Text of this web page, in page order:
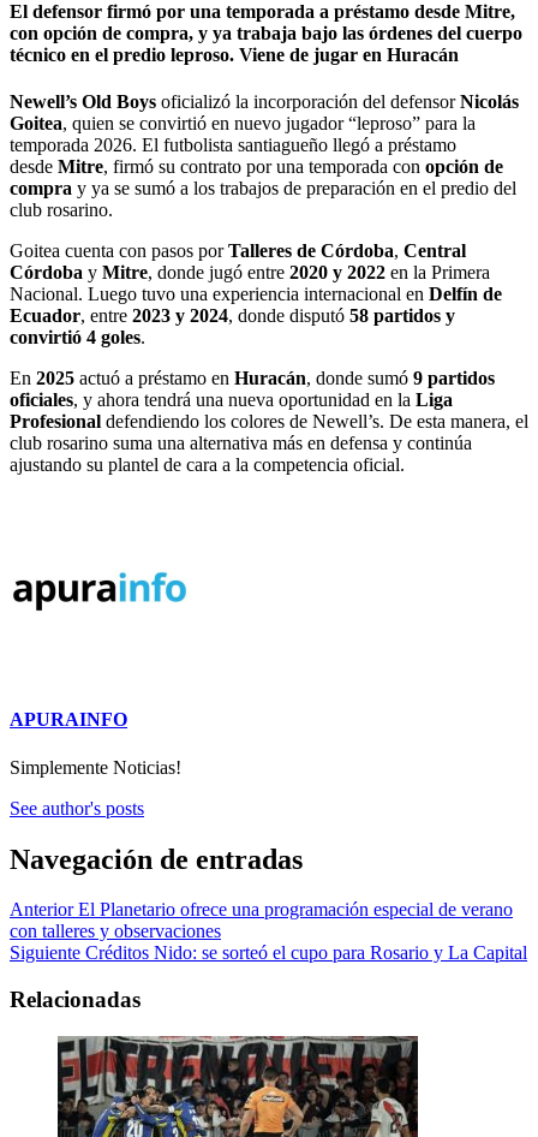
El defensor firmó por una temporada a préstamo desde Mitre,
con opción de compra, y ya trabaja bajo las órdenes del cuerpo
técnico en el predio leproso. Viene de jugar en Huracán
Newell’s Old Boys oficializó la incorporación del defensorNicolás
Goitea, quien se convirtió en nuevo jugador “leproso” para la
temporada 2026. El futbolista santiagueño llegó a préstamo
desde Mitre, firmó su contrato por una temporada con opción de
compra y ya se sumó a los trabajos de preparación en el predio del
club rosarino.
Goitea cuenta con pasos porTalleres de Córdoba, Central
Córdoba y Mitre, donde jugó entre 2020 y 2022 en la Primera
Nacional. Luego tuvo una experiencia internacional en Delfín de
Ecuador, entre 2023 y 2024, donde disputó 58 partidos y
convirtió 4 goles.
En 2025 actuó a préstamo en Huracán, donde sumó 9 partidos
oficiales, y ahora tendrá una nueva oportunidad en la Liga
Profesional defendiendo los colores de Newell’s. De esta manera, el
club rosarino suma una alternativa más en defensa y continúa
ajustando su plantel de cara a la competencia oficial.
APURAINFO
Simplemente Noticias!
See author's posts
Navegación de entradas
AnteriorEl Planetario ofrece una programación especial de verano
con talleres y observaciones
Siguiente Créditos Nido: se sorteó el cupo para Rosario y La Capital
Relacionadas